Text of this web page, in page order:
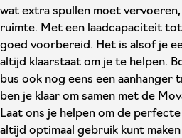
wat extra spullen moet
ruimte. Met een laadcapaciteit
goed voorbereid. Het is alsof je
altijd klaarstaat om je te helpen.
bus ook nog eens een aanhanger
ben je klaar om samen met de
Laat ons je helpen om de
altijd optimaal gebruik kunt